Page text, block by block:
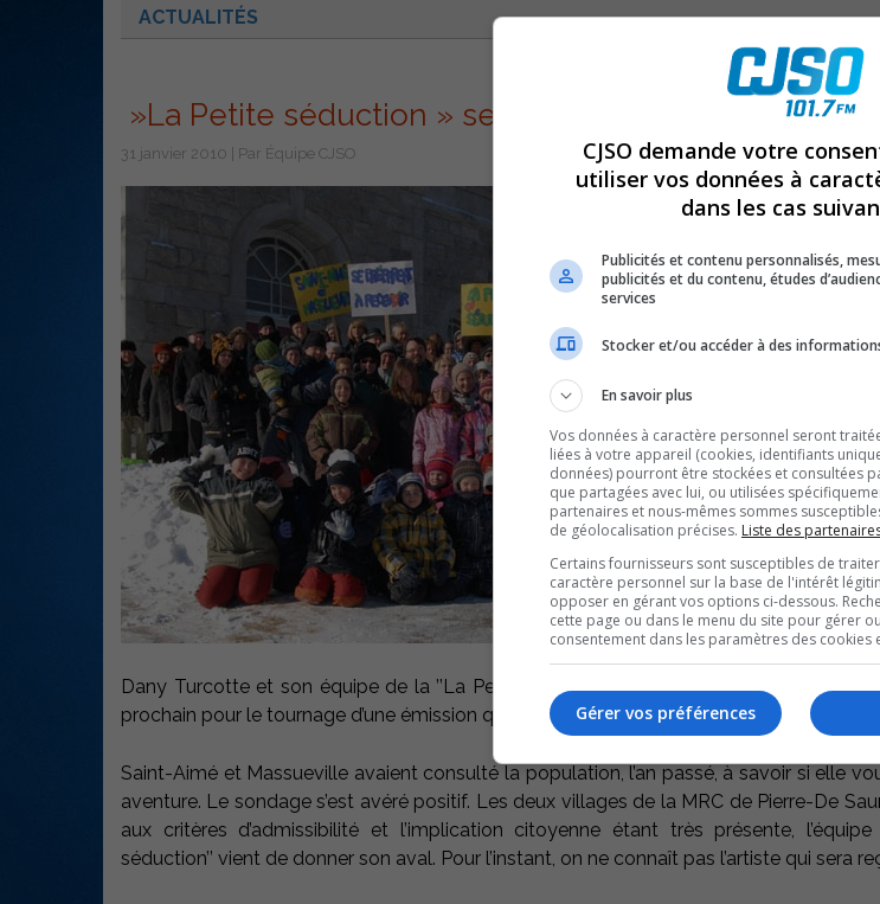
ACTUALITÉS
»La Petite séduction » sera à Saint-Aimé et
31 janvier 2010 | Par Équipe CJSO
Dany Turcotte et son équipe de la ’’La Petite séduction’’ seront à Saint-Aimé et
prochain pour le tournage d’une émission qui sera télédiffusée sur les ondes de Radio
Saint-Aimé et Massueville avaient consulté la population, l’an passé, à savoir si elle
aventure. Le sondage s’est avéré positif. Les deux villages de la MRC de Pierre-De
aux critères d’admissibilité et l’implication citoyenne étant très présente, l’équipe
séduction’’ vient de donner son aval. Pour l’instant, on ne connaît pas l’artiste qui sera
CJSO demande votre
utiliser vos données à
dans les cas
Publicités et contenu personnalisés,
publicités et du contenu, études
services
Stocker et/ou accéder à des
En savoir plus
Vos données à caractère personnel seront
liées à votre appareil (cookies, identifiants
données) pourront être stockées et consultées
que partagées avec lui, ou utilisées
partenaires et nous-mêmes sommes
de géolocalisation précises. Liste des
Certains fournisseurs sont susceptibles de
caractère personnel sur la base de l'intérêt
opposer en gérant vos options ci-dessous.
cette page ou dans le menu du site pour gérer
consentement dans les paramètres des cookies
Gérer vos préférences